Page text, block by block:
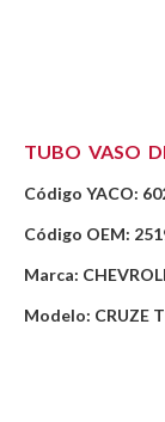
TUBO VASO
Código YACO:
Código OEM:
Marca:
Modelo: CRUZE